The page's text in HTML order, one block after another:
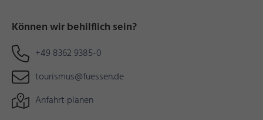
Können wir behilflich sein?
+49 8362 9385-0
tourismus@fuessen.de
Anfahrt planen